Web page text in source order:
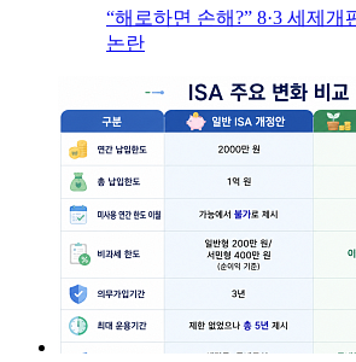
“해로하면 손해?” 8·3 세제개
논란